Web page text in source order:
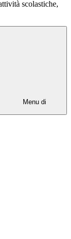
scolastiche,
Menu di